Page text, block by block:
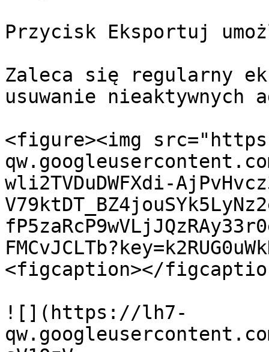
Przycisk Eksportuj
Zaleca się regularny
usuwanie nieaktywnych
<figure><img
wli2TVDuDWFXdi-
<figcaption></
![](https://lh7-